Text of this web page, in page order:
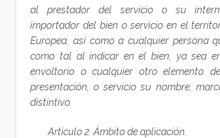
al prestador del servicio o su
importador del bien o servicio en el
Europea, así como a cualquier persona
como tal al indicar en el bien, ya sea
envoltorio o cualquier otro elemento
presentación, o servicio su nombre,
distintivo.
Artículo 2. Ámbito de aplicación.